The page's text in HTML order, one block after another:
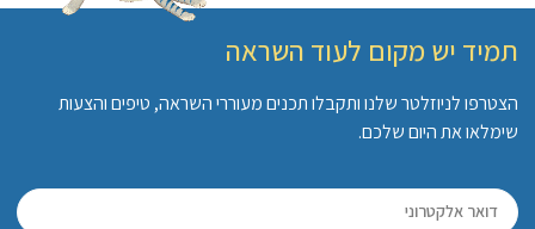
תמיד יש מקום לעוד השראה
הצטרפו לניוזלטר שלנו ותקבלו תכנים מעוררי השראה, טיפים והצעות
שימלאו את היום שלכם.